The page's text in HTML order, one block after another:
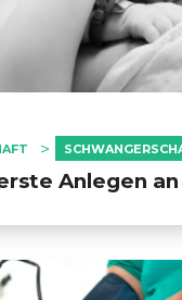
Anlegen